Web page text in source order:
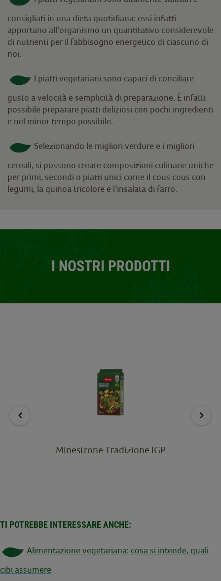
consigliati in una dieta quotidiana: essi infatti
apportano all’organismo un quantitativo considerevole
di nutrienti per il fabbisogno energetico di ciascuno di
noi.
I piatti vegetariani sono capaci di conciliare
gusto a velocità e semplicità di preparazione. È infatti
possibile preparare piatti deliziosi con pochi ingredienti
e nel minor tempo possibile.
Selezionando le migliori verdure e i migliori
cereali, si possono creare composizioni culinarie uniche
per primi, secondi o piatti unici come il cous cous con
legumi, la quinoa tricolore e l’insalata di farro.
I NOSTRI PRODOTTI
Minestrone Tradizione IGP
TI POTREBBE INTERESSARE ANCHE:
Alimentazione vegetariana: cosa si intende, quali
cibi assumere